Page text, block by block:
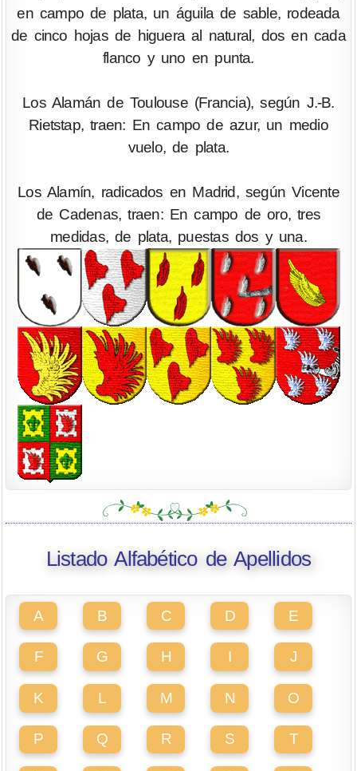
en campo de plata, un águila de sable, rodeada
de cinco hojas de higuera al natural, dos en cada
flanco y uno en punta.
Los Alamán de Toulouse (Francia), según J.-B.
Rietstap, traen: En campo de azur, un medio
vuelo, de plata.
Los Alamín, radicados en Madrid, según Vicente
de Cadenas, traen: En campo de oro, tres
medidas, de plata, puestas dos y una.
Listado Alfabético de Apellidos
A B C D E
F G H I J
K L M N O
P Q R S T